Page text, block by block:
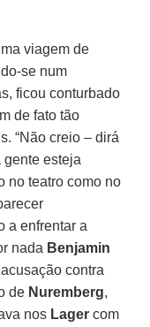
viagem de
se num
ficou conturbado
de fato tão
“Não creio – dirá
gente esteja
no teatro como no
a enfrentar a
nada Benjamin
contra
de Nuremberg,
nos Lager com